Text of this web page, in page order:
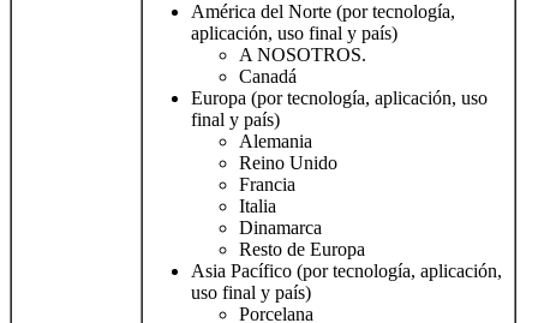
América del Norte (por tecnología,
aplicación, uso final y país)
A NOSOTROS.
Canadá
Europa (por tecnología, aplicación, uso
final y país)
Alemania
Reino Unido
Francia
Italia
Dinamarca
Resto de Europa
Asia Pacífico (por tecnología, aplicación,
uso final y país)
Porcelana